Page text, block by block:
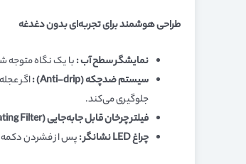
طراحی هوشمند برای تجربه‌ای بدون دغدغه
نمایشگر سطح آب :با یک نگاه متوجه
سیستم ضدچکه (Anti-drip) :
اگر
جلوگیری می‌کند.
فیلتر چرخان قابل جابه‌جایی (Rotating Filter) :
چراغ LED نشانگر :
پس از فشردن دکمه